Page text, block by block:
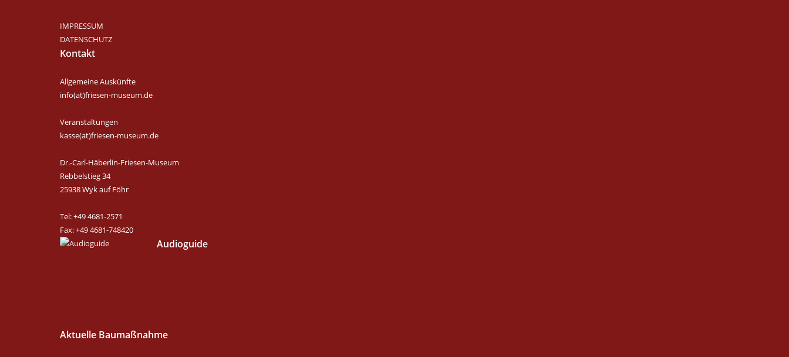
IMPRESSUM
DATENSCHUTZ
Kontakt
Allgemeine Auskünfte
info(at)friesen-museum.de
Veranstaltungen
kasse(at)friesen-museum.de
Dr.-Carl-Häberlin-Friesen-Museum
Rebbelstieg 34
25938 Wyk auf Föhr
Tel: +49 4681-2571
Fax: +49 4681-748420
Audioguide
Aktuelle Baumaßnahme